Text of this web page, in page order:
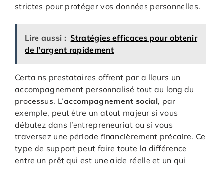
strictes pour protéger vos données personnelles.
Lire aussi : Stratégies efficaces pour obtenir
de l'argent rapidement
Certains prestataires offrent par ailleurs un
accompagnement personnalisé tout au long du
processus. L’accompagnement social, par
exemple, peut être un atout majeur si vous
débutez dans l’entrepreneuriat ou si vous
traversez une période financièrement précaire. Ce
type de support peut faire toute la différence
entre un prêt qui est une aide réelle et un qui